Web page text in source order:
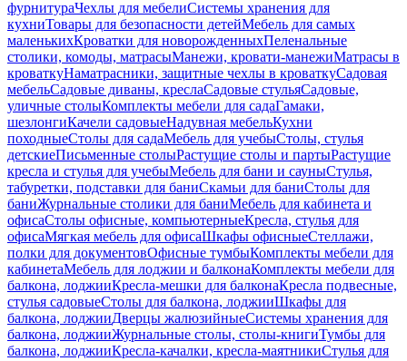
фурнитураЧехлы для мебелиСистемы хранения для
кухниТовары для безопасности детейМебель для самых
маленькихКроватки для новорожденныхПеленальные
столики, комоды, матрасыМанежи, кровати-манежиМатрасы в
кроваткуНаматрасники, защитные чехлы в кроваткуСадовая
мебельСадовые диваны, креслаСадовые стульяСадовые,
уличные столыКомплекты мебели для садаГамаки,
шезлонгиКачели садовыеНадувная мебельКухни
походныеСтолы для садаМебель для учебыСтолы, стулья
детскиеПисьменные столыРастущие столы и партыРастущие
кресла и стулья для учебыМебель для бани и сауныСтулья,
табуретки, подставки для баниСкамьи для баниСтолы для
баниЖурнальные столики для баниМебель для кабинета и
офисаСтолы офисные, компьютерныеКресла, стулья для
офисаМягкая мебель для офисаШкафы офисныеСтеллажи,
полки для документовОфисные тумбыКомплекты мебели для
кабинетаМебель для лоджии и балконаКомплекты мебели для
балкона, лоджииКресла-мешки для балконаКресла подвесные,
стулья садовыеСтолы для балкона, лоджииШкафы для
балкона, лоджииДверцы жалюзийныеСистемы хранения для
балкона, лоджииЖурнальные столы, столы-книгиТумбы для
балкона, лоджииКресла-качалки, кресла-маятникиСтулья для